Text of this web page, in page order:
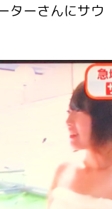
ターさんにサウ